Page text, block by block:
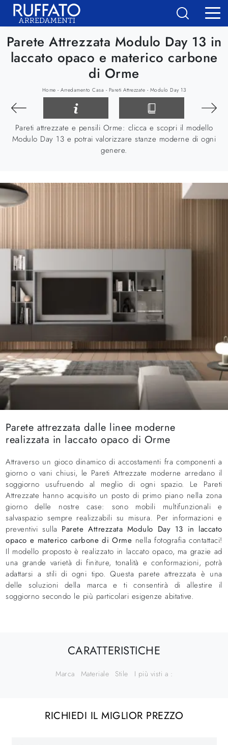
Parete Attrezzata Modulo Day 13 in
laccato opaco e materico carbone
di Orme
Home -Arredamento Casa - Pareti Attrezzate - Modulo Day 13
Pareti attrezzate e pensili Orme: clicca e scopri il modello
Modulo Day 13 e potrai valorizzare stanze moderne di ogni
genere.
Parete attrezzata dalle linee moderne
realizzata in laccato opaco di Orme
Attraverso un gioco dinamico di accostamenti fra componenti a
giorno o vani chiusi, le Pareti Attrezzate moderne arredano il
soggiorno usufruendo al meglio di ogni spazio. Le Pareti
Attrezzate hanno acquisito un posto di primo piano nella zona
giorno delle nostre case: sono mobili multifunzionali e
salvaspazio sempre realizzabili su misura. Per informazioni e
preventivi sulla Parete Attrezzata Modulo Day 13 in laccato
opaco e materico carbone di Orme nella fotografia contattaci!
Il modello proposto è realizzato in laccato opaco, ma grazie ad
una grande varietà di finiture, tonalità e conformazioni, potrà
adattarsi a stili di ogni tipo. Questa parete attrezzata è una
delle soluzioni della marca e ti consentirà di allestire il
soggiorno secondo le più particolari esigenze abitative.
CARATTERISTICHE
Marca Materiale Stile I più visti a :
RICHIEDI IL MIGLIOR PREZZO